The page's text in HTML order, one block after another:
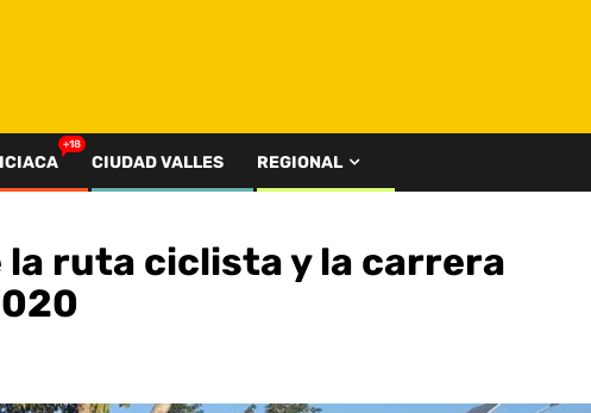
+18
CIUDAD VALLES REGIONAL
la ruta ciclista y la carrera